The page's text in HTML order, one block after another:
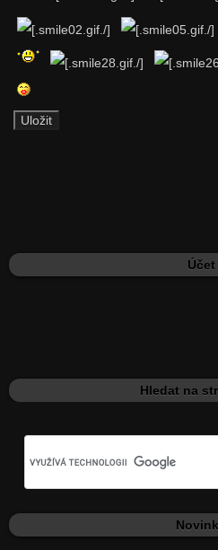
Účet
Hledat na